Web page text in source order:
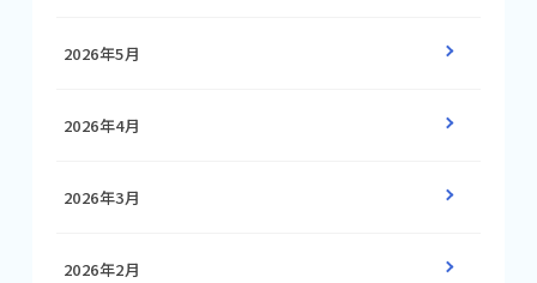
2026年5月
2026年4月
2026年3月
2026年2月